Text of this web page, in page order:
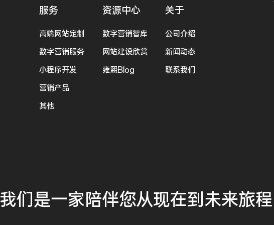
服务
高端网站定制
数字营销服务
小程序开发
营销产品
其他
资源中心
数字营销智库
网站建设欣赏
雍熙Blog
关于
公司介绍
新闻动态
联系我们
我们是一家陪伴您从现在到未来旅